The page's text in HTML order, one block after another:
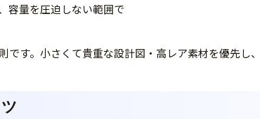
容量を圧迫しない範囲で
です。小さくて貴重な設計図・高レア素材を優先し